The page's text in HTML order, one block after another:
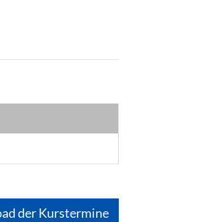
der Kurstermine